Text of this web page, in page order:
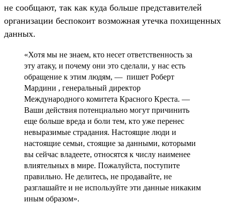
не сообщают, так как куда больше представителей
организации беспокоит возможная утечка похищенных
данных.
«Хотя мы не знаем, кто несет ответственность за
эту атаку, и почему они это сделали, у нас есть
обращение к этим людям, — пишет Роберт
Мардини , генеральный директор
Международного комитета Красного Креста. —
Ваши действия потенциально могут причинить
еще больше вреда и боли тем, кто уже перенес
невыразимые страдания. Настоящие люди и
настоящие семьи, стоящие за данными, которыми
вы сейчас владеете, относятся к числу наименее
влиятельных в мире. Пожалуйста, поступите
правильно. Не делитесь, не продавайте, не
разглашайте и не используйте эти данные никаким
иным образом».